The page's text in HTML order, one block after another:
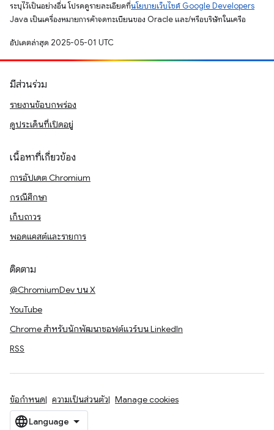
ระบุไว้เป็นอย่างอื่น โปรดดูรายละเอียดที่นโยบายเว็บไซต์ Google Developers
Java เป็นเครื่องหมายการค้าจดทะเบียนของ Oracle และ/หรือบริษัทในเครือ
อัปเดตล่าสุด 2025-05-01 UTC
มีส่วนร่วม
รายงานข้อบกพร่อง
ดูประเด็นที่เปิดอยู่
เนื้อหาที่เกี่ยวข้อง
การอัปเดต Chromium
กรณีศึกษา
เก็บถาวร
พอดแคสต์และรายการ
ติดตาม
@ChromiumDev บน X
YouTube
Chrome สำหรับนักพัฒนาซอฟต์แวร์บน LinkedIn
RSS
ข้อกำหนด ความเป็นส่วนตัว Manage cookies